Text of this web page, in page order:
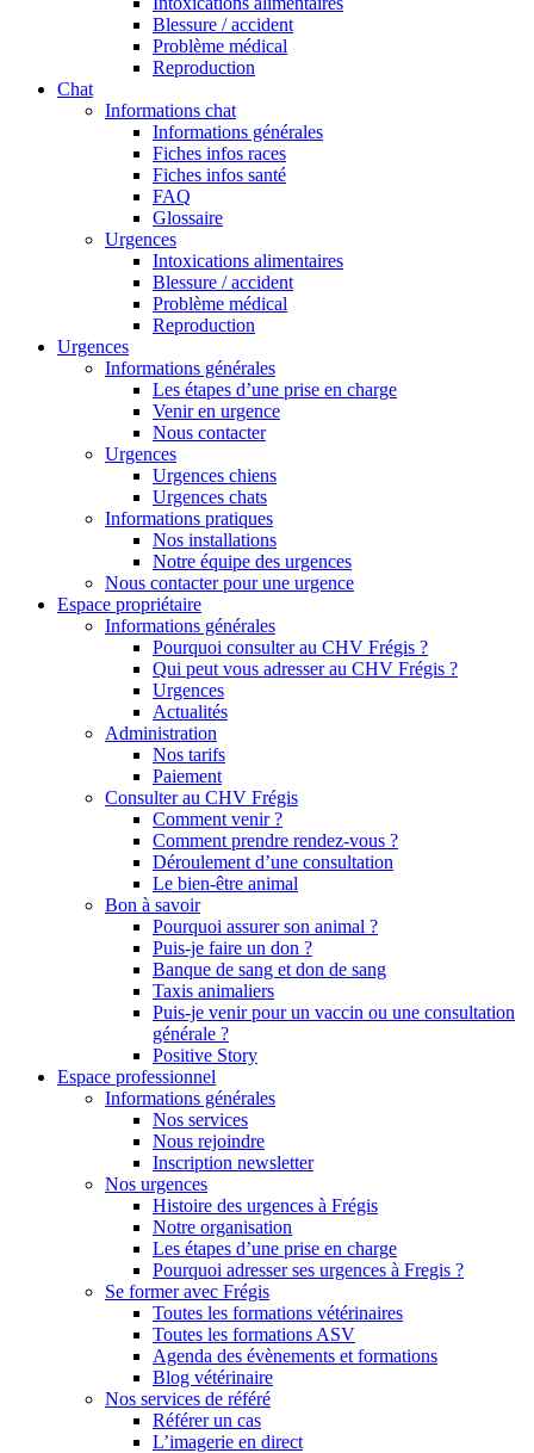
Blessure / accident
Problème médical
Reproduction
Chat
Informations chat
Informations générales
Fiches infos races
Fiches infos santé
FAQ
Glossaire
Urgences
Intoxications alimentaires
Blessure / accident
Problème médical
Reproduction
Urgences
Informations générales
Les étapes d’une prise en charge
Venir en urgence
Nous contacter
Urgences
Urgences chiens
Urgences chats
Informations pratiques
Nos installations
Notre équipe des urgences
Nous contacter pour une urgence
Espace propriétaire
Informations générales
Pourquoi consulter au CHV Frégis ?
Qui peut vous adresser au CHV Frégis ?
Urgences
Actualités
Administration
Nos tarifs
Paiement
Consulter au CHV Frégis
Comment venir ?
Comment prendre rendez-vous ?
Déroulement d’une consultation
Le bien-être animal
Bon à savoir
Pourquoi assurer son animal ?
Puis-je faire un don ?
Banque de sang et don de sang
Taxis animaliers
Puis-je venir pour un vaccin ou une consultation
générale ?
Positive Story
Espace professionnel
Informations générales
Nos services
Nous rejoindre
Inscription newsletter
Nos urgences
Histoire des urgences à Frégis
Notre organisation
Les étapes d’une prise en charge
Pourquoi adresser ses urgences à Fregis ?
Se former avec Frégis
Toutes les formations vétérinaires
Toutes les formations ASV
Agenda des évènements et formations
Blog vétérinaire
Nos services de référé
Référer un cas
L’imagerie en direct